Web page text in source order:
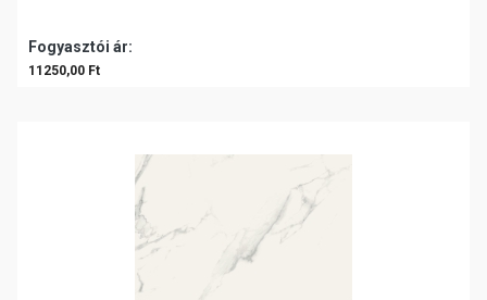
Fogyasztói ár:
11250,00 Ft